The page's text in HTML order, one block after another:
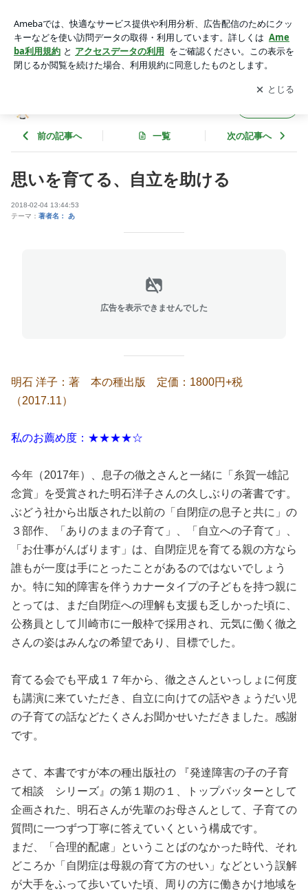
関連書籍アプリをダウンロードして ブログの更新通知
を受け取りまし
ょう。
開く
前の記事へ 一覧 次の記事へ
思いを育てる、自立を助ける
2018-02-04 13:44:53
テーマ： 著者名： あ
広告を表示できませんでした
明石 洋子：著 本の種出版 定価：1800円+税
（2017.11）
私のお薦め度：★★★★☆
今年（2017年）、息子の徹之さんと一緒に「糸賀一雄記
念賞」を受賞された明石洋子さんの久しぶりの著書です。
ぶどう社から出版された以前の「自閉症の息子と共に」の
３部作、「ありのままの子育て」、「自立への子育て」、
「お仕事がんばります」は、自閉症児を育てる親の方なら
誰もが一度は手にとったことがあるのではないでしょう
か。特に知的障害を伴うカナータイプの子どもを持つ親に
とっては、まだ自閉症への理解も支援も乏しかった頃に、
公務員として川崎市に一般枠で採用され、元気に働く徹之
さんの姿はみんなの希望であり、目標でした。
育てる会でも平成１７年から、徹之さんといっしょに何度
も講演に来ていただき、自立に向けての話やきょうだい児
の子育ての話などたくさんお聞かせいただきました。感謝
です。
さて、本書ですが本の種出版社の 『発達障害の子の子育
て相談 シリーズ』の第１期の１、トップバッターとして
企画された、明石さんが先輩のお母さんとして、子育ての
質問に一つずつ丁寧に答えていくという構成です。
まだ、「合理的配慮」ということばのなかった時代、それ
どころか「自閉症は母親の育て方のせい」などという誤解
が大手をふって歩いていた頃、周りの方に働きかけ地域を